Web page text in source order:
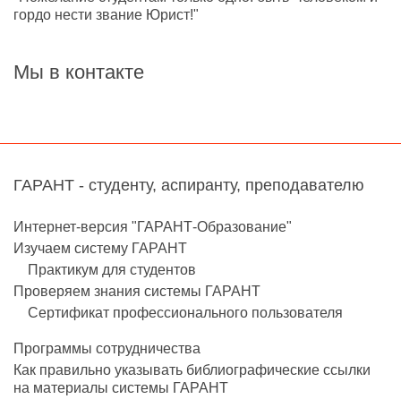
гордо нести звание Юрист!"
Мы в контакте
ГАРАНТ - студенту, аспиранту, преподавателю
Интернет-версия "ГАРАНТ-Образование"
Изучаем систему ГАРАНТ
Практикум для студентов
Проверяем знания системы ГАРАНТ
Сертификат профессионального пользователя
Программы сотрудничества
Как правильно указывать библиографические ссылки
на материалы системы ГАРАНТ